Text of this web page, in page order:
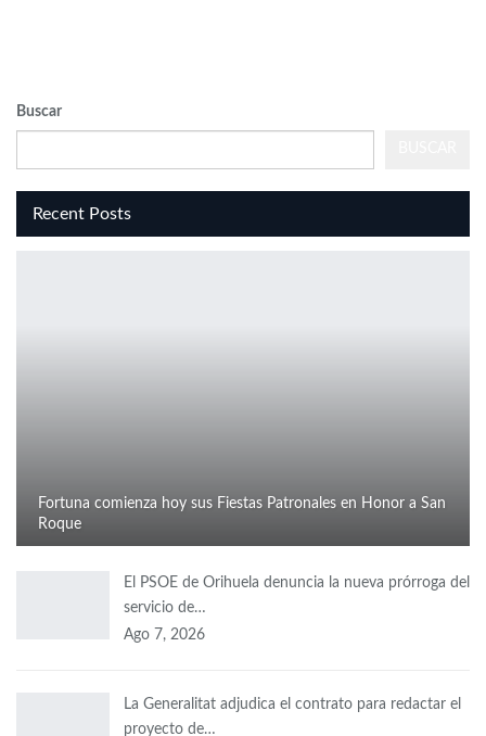
Buscar
Recent Posts
Fortuna comienza hoy sus Fiestas Patronales en Honor a San
Roque
El PSOE de Orihuela denuncia la nueva prórroga del
servicio de…
Ago 7, 2026
La Generalitat adjudica el contrato para redactar el
proyecto de…